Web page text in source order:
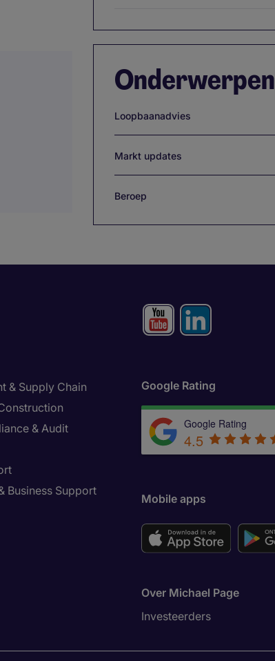
Onderwerpen
Loopbaanadvies
Markt updates
Beroep
& Supply Chain
& Audit
Business Support
Google Rating
Google Rating
4.5
Mobile apps
Over Michael Page
Investeerders